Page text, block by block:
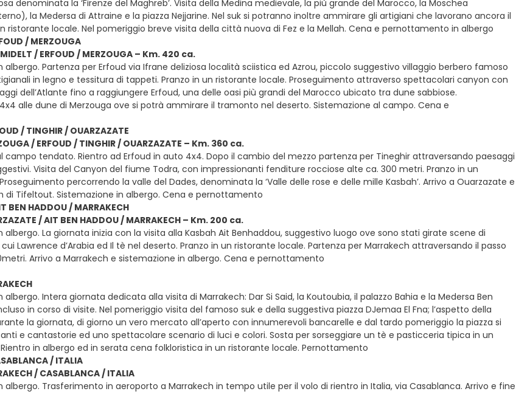
denominata la ‘Firenze del Maghreb’. Visita della Medina medievale, la più grande del Marocco, la Moschea
la Medersa di Attraine e la piazza Nejjarine. Nel suk si potranno inoltre ammirare gli artigiani che lavorano ancora il
ristorante locale. Nel pomeriggio breve visita della città nuova di Fez e la Mellah. Cena e pernottamento in albergo
/ MERZOUGA
/ ERFOUD / MERZOUGA – Km. 420 ca.
albergo. Partenza per Erfoud via Ifrane deliziosa località sciistica ed Azrou, piccolo suggestivo villaggio berbero famoso
in legno e tessitura di tappeti. Pranzo in un ristorante locale. Proseguimento attraverso spettacolari canyon con
dell’Atlante fino a raggiungere Erfoud, una delle oasi più grandi del Marocco ubicato tra dune sabbiose.
alle dune di Merzouga ove si potrà ammirare il tramonto nel deserto. Sistemazione al campo. Cena e
/ TINGHIR / OUARZAZATE
/ ERFOUD / TINGHIR / OUARZAZATE – Km. 360 ca.
campo tendato. Rientro ad Erfoud in auto 4x4. Dopo il cambio del mezzo partenza per Tineghir attraversando paesaggi
Visita del Canyon del fiume Todra, con impressionanti fenditure rocciose alte ca. 300 metri. Pranzo in un
percorrendo la valle del Dades, denominata la ‘Valle delle rose e delle mille Kasbah’. Arrivo a Ouarzazate e
di Tifeltout. Sistemazione in albergo. Cena e pernottamento
BEN HADDOU / MARRAKECH
/ AIT BEN HADDOU / MARRAKECH – Km. 200 ca.
albergo. La giornata inizia con la visita alla Kasbah Ait Benhaddou, suggestivo luogo ove sono stati girate scene di
Lawrence d’Arabia ed Il tè nel deserto. Pranzo in un ristorante locale. Partenza per Marrakech attraversando il passo
Arrivo a Marrakech e sistemazione in albergo. Cena e pernottamento
albergo. Intera giornata dedicata alla visita di Marrakech: Dar Si Said, la Koutoubia, il palazzo Bahia e la Medersa Ben
in corso di visite. Nel pomeriggio visita del famoso suk e della suggestiva piazza DJemaa El Fna; l’aspetto della
la giornata, di giorno un vero mercato all’aperto con innumerevoli bancarelle e dal tardo pomeriggio la piazza si
e cantastorie ed uno spettacolare scenario di luci e colori. Sosta per sorseggiare un tè e pasticceria tipica in un
in albergo ed in serata cena folkloristica in un ristorante locale. Pernottamento
/ ITALIA
/ CASABLANCA / ITALIA
albergo. Trasferimento in aeroporto a Marrakech in tempo utile per il volo di rientro in Italia, via Casablanca. Arrivo e fine